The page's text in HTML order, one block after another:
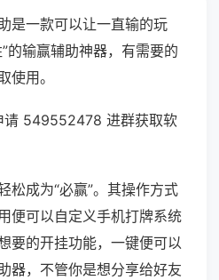
是一款可以让一直输的玩
的输赢辅助神器，有需要的
使用。
请 549552478 进群获取软
松成为“必赢”。其操作方式
便可以自定义手机打牌系统
要的开挂功能，一键便可以
器，不管你是想分享给好友